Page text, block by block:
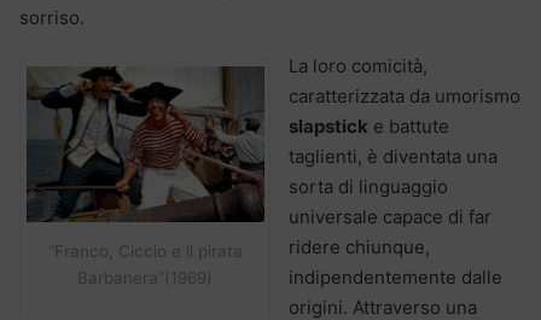
sorriso.
“Franco, Ciccio e il pirata
Barbanera”(1969)
La loro comicità,
caratterizzata da umorismo
slapstick e battute
taglienti, è diventata una
sorta di linguaggio
universale capace di far
ridere chiunque,
indipendentemente dalle
origini. Attraverso una